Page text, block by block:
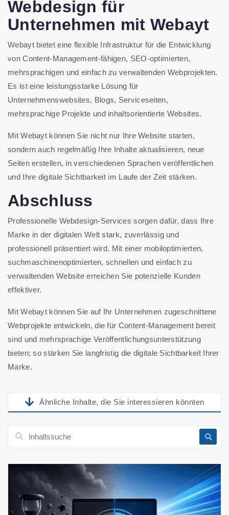
Webdesign für
Unternehmen mit Webayt
Webayt bietet eine flexible Infrastruktur für die Entwicklung
von Content-Management-fähigen, SEO-optimierten,
mehrsprachigen und einfach zu verwaltenden Webprojekten.
Es ist eine leistungsstarke Lösung für
Unternehmenswebsites, Blogs, Serviceseiten,
mehrsprachige Projekte und inhaltsorientierte Websites.
Mit Webayt können Sie nicht nur Ihre Website starten,
sondern auch regelmäßig Ihre Inhalte aktualisieren, neue
Seiten erstellen, in verschiedenen Sprachen veröffentlichen
und Ihre digitale Sichtbarkeit im Laufe der Zeit stärken.
Abschluss
Professionelle Webdesign-Services sorgen dafür, dass Ihre
Marke in der digitalen Welt stark, zuverlässig und
professionell präsentiert wird. Mit einer mobiloptimierten,
suchmaschinenoptimierten, schnellen und einfach zu
verwaltenden Website erreichen Sie potenzielle Kunden
effektiver.
Mit Webayt können Sie auf Ihr Unternehmen zugeschnittene
Webprojekte entwickeln, die für Content-Management bereit
sind und mehrsprachige Veröffentlichungsunterstützung
bieten; so stärken Sie langfristig die digitale Sichtbarkeit Ihrer
Marke.
Ähnliche Inhalte, die Sie interessieren könnten